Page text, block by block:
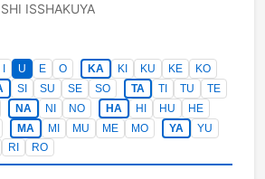
ISSHAKUYA
U E O KA KI KU KE
KO
SI SU SE SO TA TI TU
TE
NA NI NO HA HI HU
HE
MA MI MU ME MO YA
YU
RI RO